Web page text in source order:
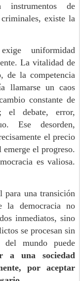
instrumentos de
existe la
uniformidad
La vitalidad de
de la competencia
llamarse un caos
constante de
el debate, error,
Ese desorden,
el precio
el progreso.
es valiosa.
para una transición
la democracia no
inmediatos, sino
se procesan sin
mundo puede
a una sociedad
por aceptar